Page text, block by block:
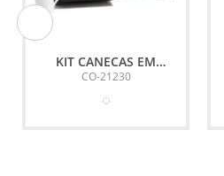
KIT CANECAS EM
CERÂMICA BRANCA -
CO-21230